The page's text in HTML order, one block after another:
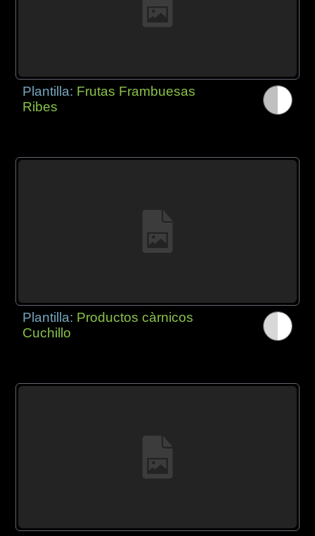
Plantilla: Frutas Frambuesas
Ribes
Plantilla: Productos càrnicos
Cuchillo